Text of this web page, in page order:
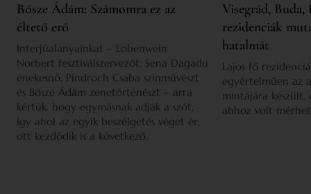
Bősze Ádám: Számomra ez az
éltető erő
Interjúalanyainkat – Lobenwein
Norbert fesztiválszervezőt, Sena Dagadu
énekesnő, Pindroch Csaba színművészt
és Bősze Ádám zenetörténészt – arra
kértük, hogy egymásnak adják a szót,
így ahol az egyik beszélgetés véget ér,
ott kezdődik is a következő.
Visegrád,
rezidenciák
hatalmát
Lajos fő
egyértelműen az
mintájára készült,
ahhoz volt